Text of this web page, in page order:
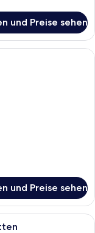
und Preise sehen
mit einem großen
und Preise sehen
mit einem Bett,